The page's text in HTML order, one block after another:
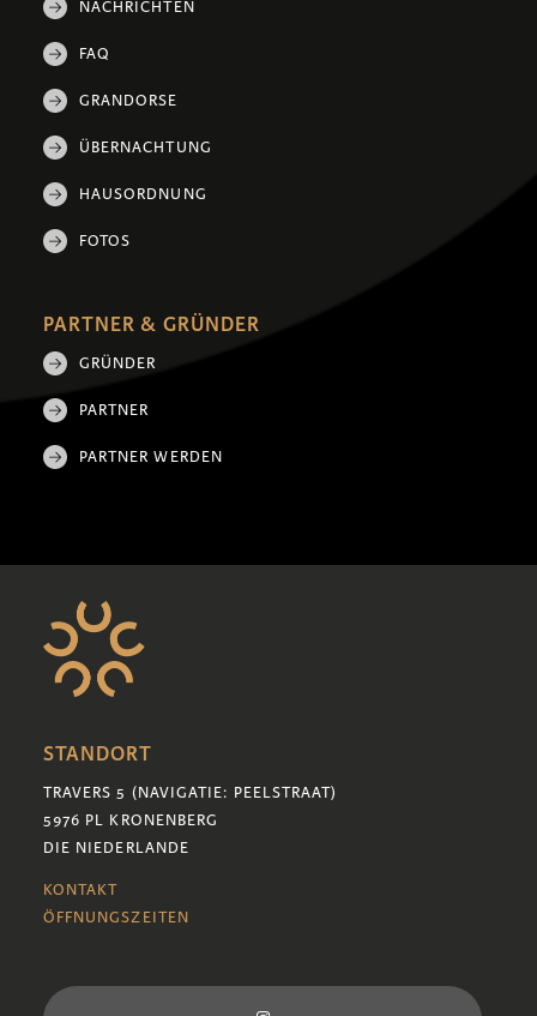
NACHRICHTEN
FAQ
GRANDORSE
ÜBERNACHTUNG
HAUSORDNUNG
FOTOS
PARTNER & GRÜNDER
GRÜNDER
PARTNER
PARTNER WERDEN
STANDORT
TRAVERS 5 (NAVIGATIE: PEELSTRAAT)
5976 PL KRONENBERG
DIE NIEDERLANDE
KONTAKT
ÖFFNUNGSZEITEN